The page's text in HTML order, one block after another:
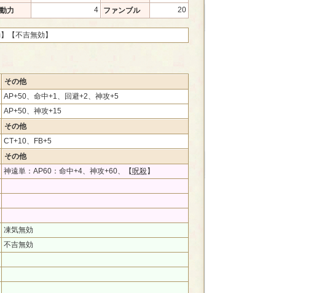
力 4 ファンブル 20
【不吉無効】
その他
AP+50、命中+1、回避+2、神攻+5
AP+50、神攻+15
その他
CT+10、FB+5
その他
神遠単：AP60：命中+4、神攻+60、【呪殺】
凍気無効
不吉無効